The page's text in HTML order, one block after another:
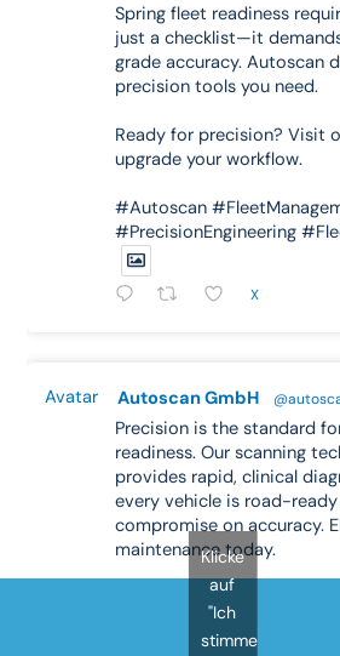
Spring fleet readiness
just a checklist—it
grade accuracy. Autoscan
precision tools you need.
Ready for precision? Visit
upgrade your workflow.
#Autoscan
#PrecisionEngineering
X
Avatar Autoscan GmbH
Precision is the standard
readiness. Our scanning
provides rapid, clinical
every vehicle is road-
compromise on accuracy.
maintenance today.
#FleetManagement
Klicke
auf
"Ich
stimme